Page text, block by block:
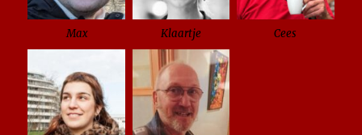
Max Klaartje Cees